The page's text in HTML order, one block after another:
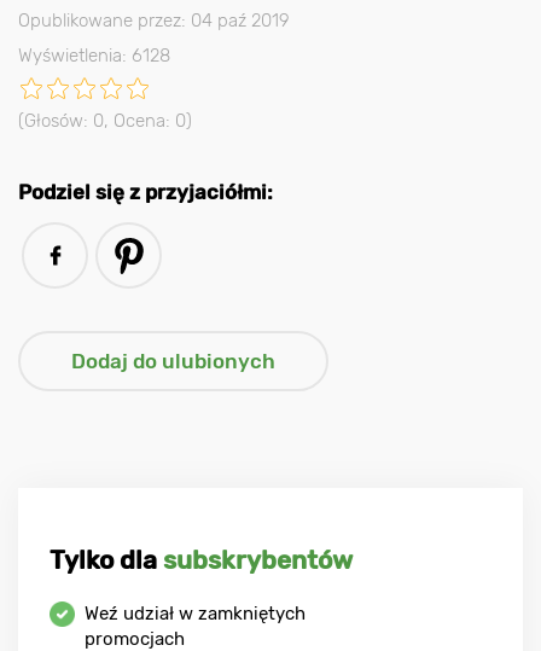
Opublikowane przez: 04 paź 2019
Wyświetlenia: 6128
(Głosów: 0, Ocena: 0)
Podziel się z przyjaciółmi:
Tylko dla subskrybentów
Weź udział w zamkniętych
promocjach